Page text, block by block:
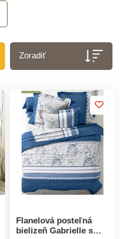
Zoradiť
Flanelová posteľná
bielizeň Gabrielle s